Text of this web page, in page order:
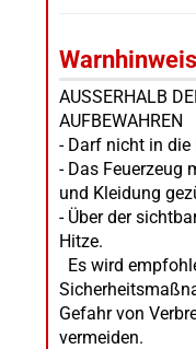
AUSSERHALB
AUFBEWAHREN
- Darf nicht in die
- Das Feuerzeug
und Kleidung
- Über der
Hitze.
Es wird
Gefahr von
vermeiden.